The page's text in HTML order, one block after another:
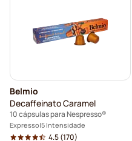
Belmio
Decaffeinato Caramel
10 cápsulas para Nespresso®
Expresso 5 Intensidade
4.5(170)